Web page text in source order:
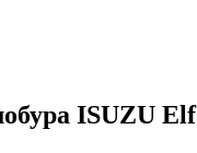
ISUZU Elf